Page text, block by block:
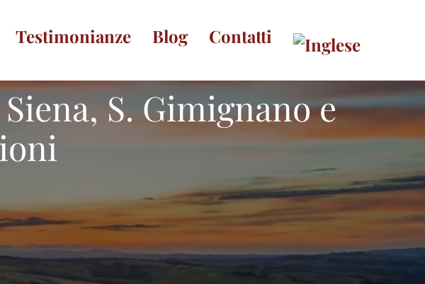
Testimonianze Blog Contatti
S. Gimignano e